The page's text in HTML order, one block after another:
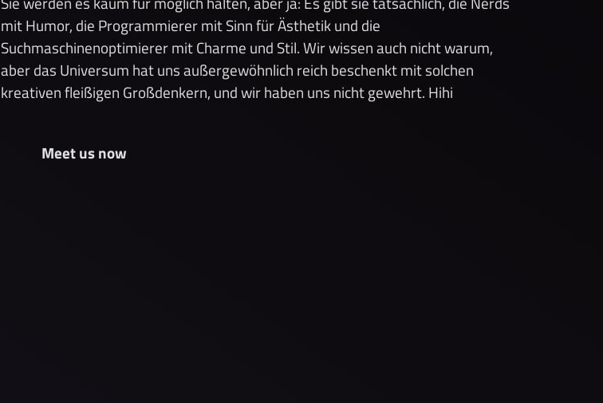
mit Humor, die Programmierer mit Sinn für Ästhetik und die
Suchmaschinenoptimierer mit Charme und Stil. Wir wissen auch nicht warum,
aber das Universum hat uns außergewöhnlich reich beschenkt mit solchen
kreativen fleißigen Großdenkern, und wir haben uns nicht gewehrt. Hihi
Meet us now